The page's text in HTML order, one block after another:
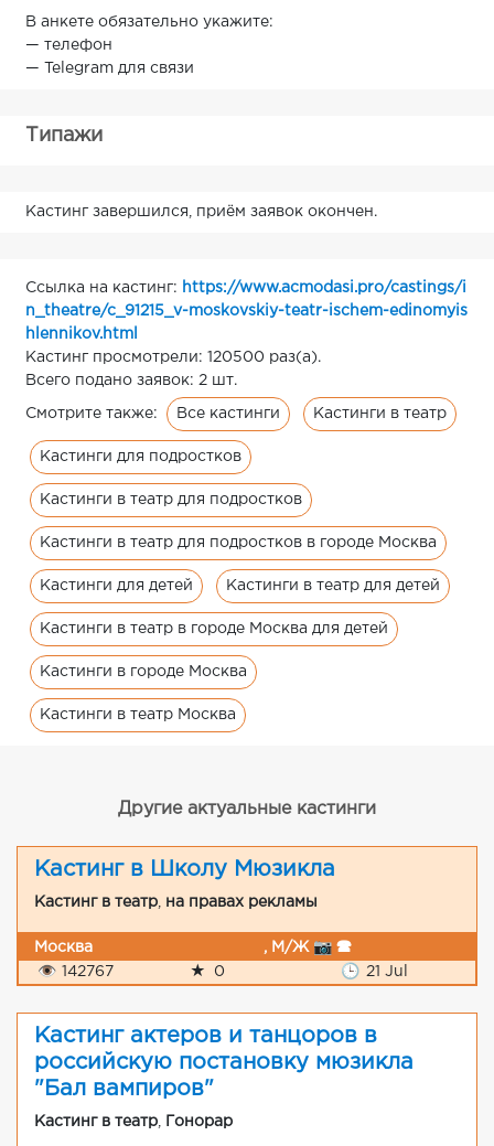
В анкете обязательно укажите:
— телефон
— Telegram для связи
Типажи
Кастинг завершился, приём заявок окончен.
Ссылка на кастинг: https://www.acmodasi.pro/castings/i
n_theatre/c_91215_v-moskovskiy-teatr-ischem-edinomyis
hlennikov.html
Кастинг просмотрели: 120500 раз(а).
Всего подано заявок: 2 шт.
Смотрите также: Все кастинги Кастинги в театр
Кастинги для подростков
Кастинги в театр для подростков
Кастинги в театр для подростков в городе Москва
Кастинги для детей Кастинги в театр для детей
Кастинги в театр в городе Москва для детей
Кастинги в городе Москва
Кастинги в театр Москва
Другие актуальные кастинги
Кастинг в Школу Мюзикла
Кастинг в театр на правах рекламы
Москва
, М/Ж 📷 🕿
👁 142767 ★ 0 🕒 21 Jul
Кастинг актеров и танцоров в
российскую постановку мюзикла
"Бал вампиров"
Кастинг в театр Гонорар